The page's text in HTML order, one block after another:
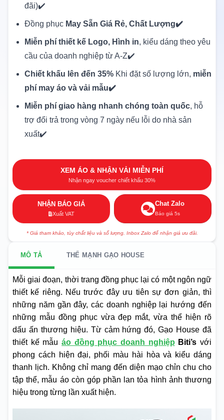
đãi)✔️
Đồng phục May Sẵn Giá Rẻ, Chất Lượng✔️
Miễn phí thiết kế Logo, Hình in, kiểu dáng theo yêu
cầu của doanh nghiệp từ A-Z✔️
Chiết khấu lên đến 35% Khi đặt số lượng lớn, miễn
phí may áo và vải mẫu✔️
Miễn phí giao hàng nhanh chóng toàn quốc, hỗ
trợ đổi trả trong vòng 7 ngày nếu lỗi do nhà sản
xuất✔️
XEM ÁO & NHẬN VẢI MIỄN PHÍ
Nhận ngay voucher chiết khấu 30%
NHẬN BÁO GIÁ
Xuất VAT
Chat Zalo
Báo giá 5s
* Giá tham khảo, tùy chất liệu và số lượng. Inbox Zalo để nhận giá ưu đãi.
MÔ TẢ THẾ MẠNH GẠO HOUSE
Mỗi giai đoạn, thời trang đồng phục lại có một ngôn ngữ
thiết kế riêng. Nếu trước đây ưu tiên sự đơn giản, thì
những năm gần đây, các doanh nghiệp lại hướng đến
những mẫu đồng phục vừa đẹp mắt, vừa thể hiện rõ
dấu ấn thương hiệu. Từ cảm hứng đó, Gạo House đã
thiết kế mẫu áo đồng phục doanh nghiệp Biti’s với
phong cách hiện đại, phối màu hài hòa và kiểu dáng
thanh lịch. Không chỉ mang đến diện mạo chỉn chu cho
tập thể, mẫu áo còn góp phần lan tỏa hình ảnh thương
hiệu trong từng lần xuất hiện.